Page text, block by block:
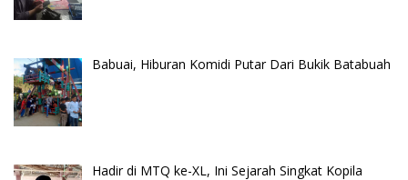
Babuai, Hiburan Komidi Putar Dari Bukik Batabuah
Hadir di MTQ ke-XL, Ini Sejarah Singkat Kopila